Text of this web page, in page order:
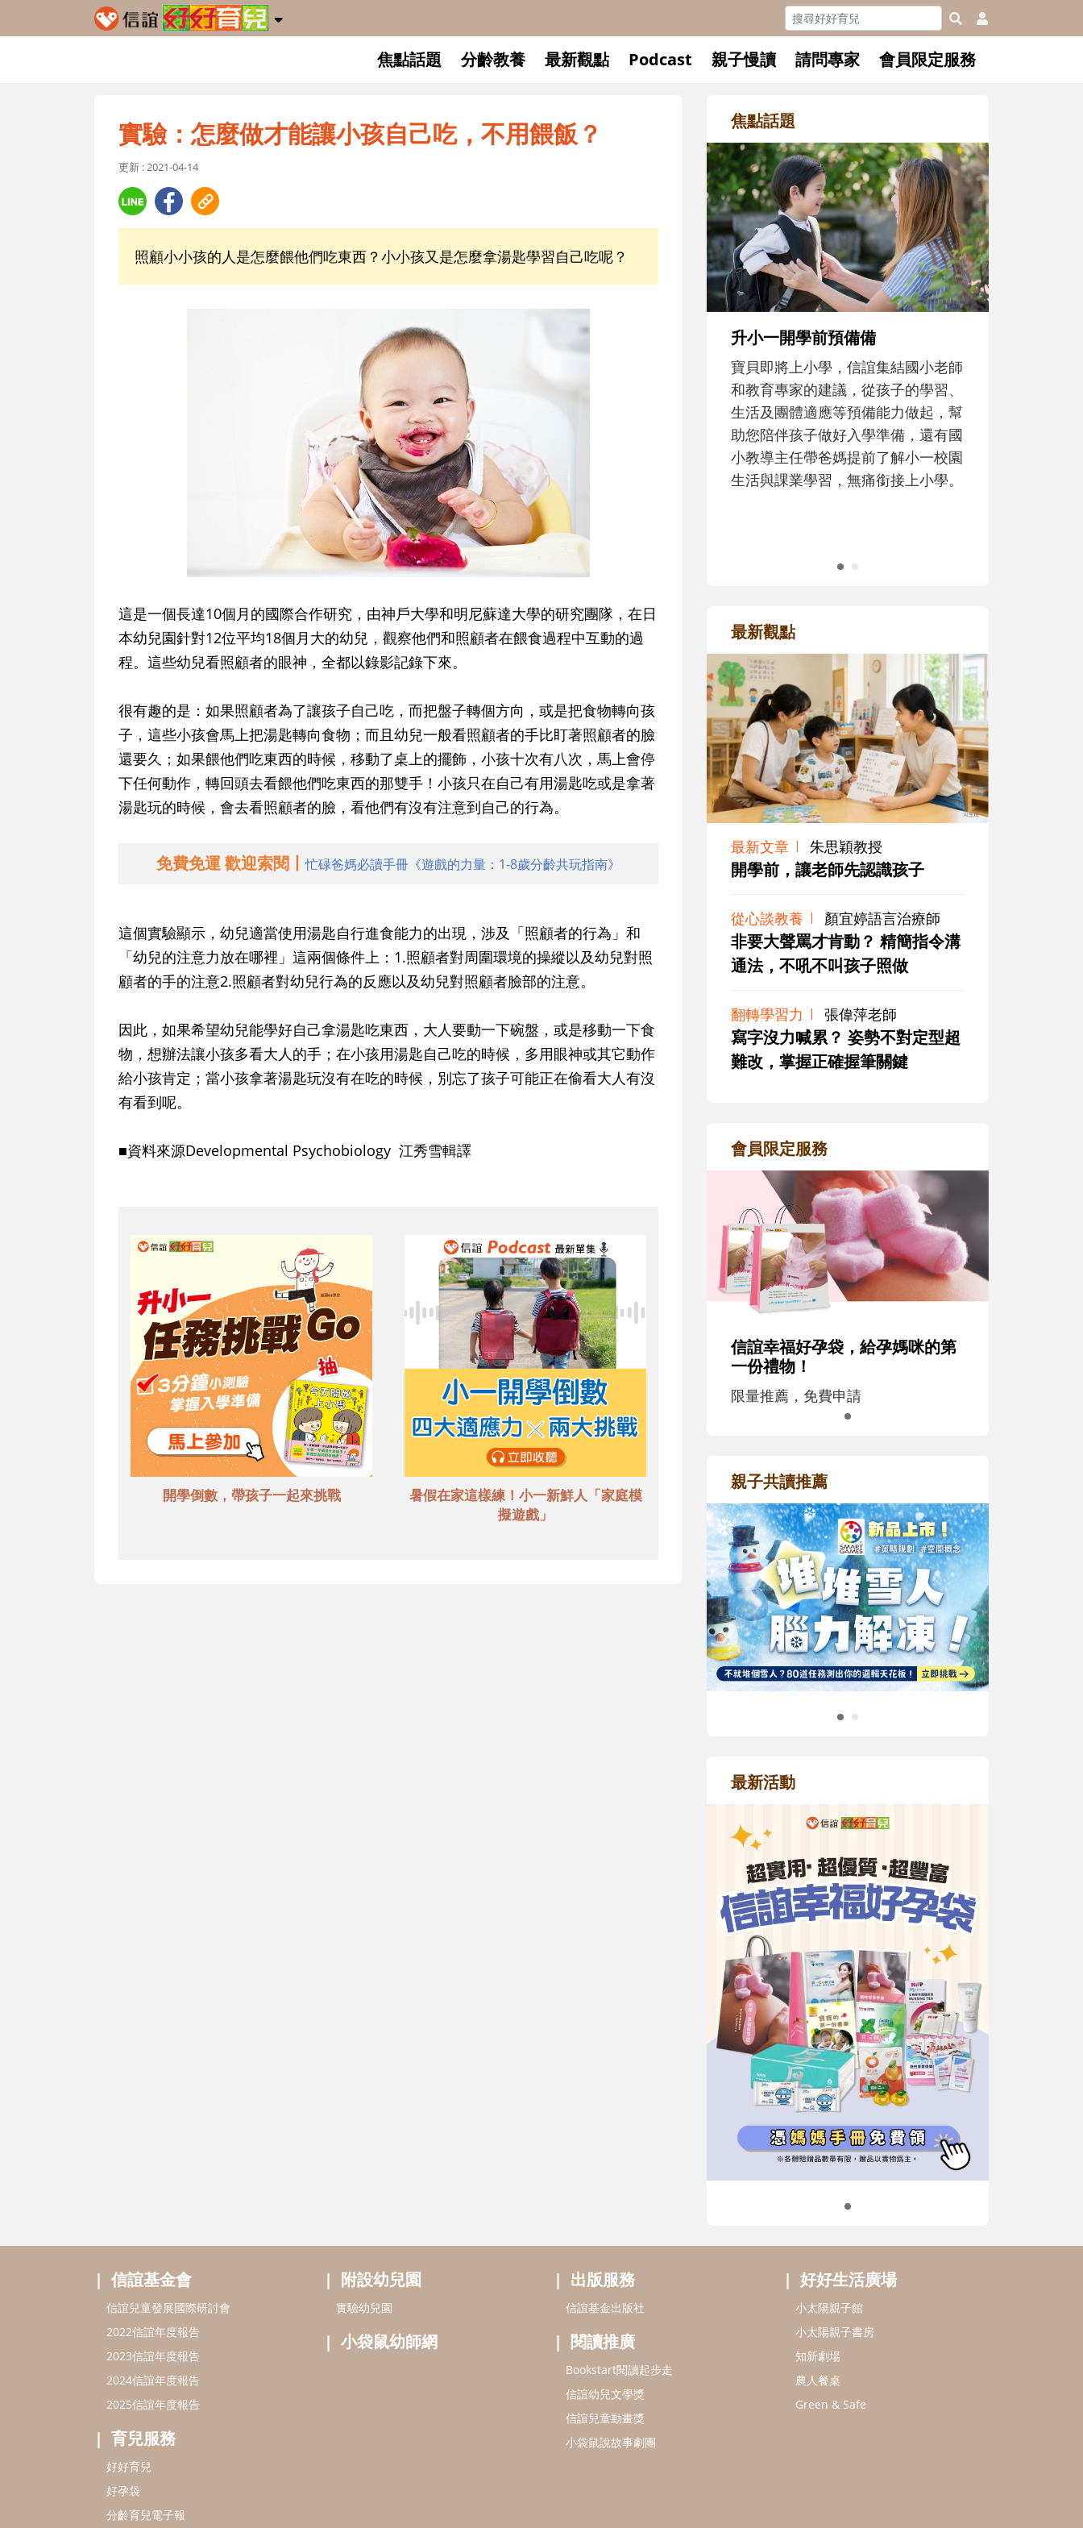
焦點話題 分齡教養 最新觀點 Podcast 親子慢讀 請問專家 會員限定服務
實驗：怎麼做才能讓小孩自己吃，不用餵飯？
更新 : 2021-04-14
照顧小小孩的人是怎麼餵他們吃東西？小小孩又是怎麼拿湯匙學習自己吃呢？
這是一個長達10個月的國際合作研究，由神戶大學和明尼蘇達大學的研究團隊，在日
本幼兒園針對12位平均18個月大的幼兒，觀察他們和照顧者在餵食過程中互動的過
程。這些幼兒看照顧者的眼神，全都以錄影記錄下來。
很有趣的是：如果照顧者為了讓孩子自己吃，而把盤子轉個方向，或是把食物轉向孩
子，這些小孩會馬上把湯匙轉向食物；而且幼兒一般看照顧者的手比盯著照顧者的臉
還要久；如果餵他們吃東西的時候，移動了桌上的擺飾，小孩十次有八次，馬上會停
下任何動作，轉回頭去看餵他們吃東西的那雙手！小孩只在自己有用湯匙吃或是拿著
湯匙玩的時候，會去看照顧者的臉，看他們有沒有注意到自己的行為。
免費免運 歡迎索閱丨忙碌爸媽必讀手冊《遊戲的力量：1-8歲分齡共玩指南》
這個實驗顯示，幼兒適當使用湯匙自行進食能力的出現，涉及「照顧者的行為」和
「幼兒的注意力放在哪裡」這兩個條件上：1.照顧者對周圍環境的操縱以及幼兒對照
顧者的手的注意2.照顧者對幼兒行為的反應以及幼兒對照顧者臉部的注意。
因此，如果希望幼兒能學好自己拿湯匙吃東西，大人要動一下碗盤，或是移動一下食
物，想辦法讓小孩多看大人的手；在小孩用湯匙自己吃的時候，多用眼神或其它動作
給小孩肯定；當小孩拿著湯匙玩沒有在吃的時候，別忘了孩子可能正在偷看大人有沒
有看到呢。
■資料來源Developmental Psychobiology 江秀雪輯譯
開學倒數，帶孩子一起來挑戰
暑假在家這樣練！小一新鮮人「家庭模
擬遊戲」
焦點話題
升小一開學前預備備
寶貝即將上小學，信誼集結國小老師
和教育專家的建議，從孩子的學習、
生活及團體適應等預備能力做起，幫
助您陪伴孩子做好入學準備，還有國
小教導主任帶爸媽提前了解小一校園
生活與課業學習，無痛銜接上小學。
和孩子一起長大的那個男人│讀
懂父親的不同模樣
沒有人天生就擅長當爸爸！男人總是
在一次次「前所未有」的體驗中，跟
著孩子一起長大。從給予安全感的肢
體遊戲，到獨立自主、角色認同及解
決問題的能力養成。爸爸正嘗試用不
同的模樣，參與孩子每個重要的成長
歷程。
最新觀點
最新文章 朱思穎教授
開學前，讓老師先認識孩子
從心談教養 顏宜婷語言治療師
非要大聲罵才肯動？ 精簡指令溝
通法，不吼不叫孩子照做
翻轉學習力 張偉萍老師
寫字沒力喊累？ 姿勢不對定型超
難改，掌握正確握筆關鍵
會員限定服務
信誼幸福好孕袋，給孕媽咪的第
一份禮物！
限量推薦，免費申請
親子共讀推薦
最新活動
信誼基金會
信誼兒童發展國際研討會
2022信誼年度報告
2023信誼年度報告
2024信誼年度報告
2025信誼年度報告
育兒服務
好好育兒
好孕袋
分齡育兒電子報
附設幼兒園
實驗幼兒園
小袋鼠幼師網
出版服務
信誼基金出版社
閱讀推廣
Bookstart閱讀起步走
信誼幼兒文學獎
信誼兒童動畫獎
小袋鼠說故事劇團
好好生活廣場
小太陽親子館
小太陽親子書房
知新劇場
農人餐桌
Green & Safe